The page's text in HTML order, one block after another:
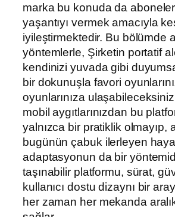
marka bu konuda da
yaşantıyı vermek amacıyla
iyileştirmektedir. Bu bölümde
yöntemlerle, Şirketin portatif
kendinizi yuvada gibi
bir dokunuşla favori
oyunlarınıza
mobil aygıtlarınızdan bu
yalnızca bir pratiklik olmayıp,
bugünün çabuk ilerleyen
adaptasyonun da bir
taşınabilir platformu, sürat,
kullanıcı dostu dizaynı bir
her zaman her mekanda